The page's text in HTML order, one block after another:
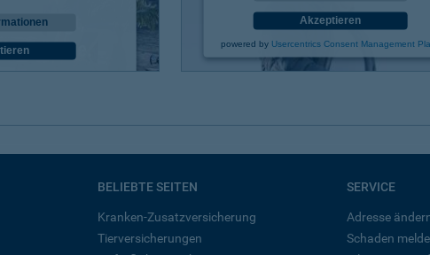
Management Platform
Akzeptieren
powered by Usercentrics Consent Management
BELIEBTE SEITEN
Kranken-Zusatzversicherung
Tierversicherungen
SERVICE
Adresse
Schaden